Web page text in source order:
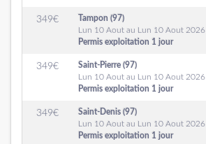
349€
Tampon (97)
Lun 10 Aout au Lun 10 Aout 2026
Permis exploitation 1 jour
349€
Saint-Pierre (97)
Lun 10 Aout au Lun 10 Aout 2026
Permis exploitation 1 jour
349€
Saint-Denis (97)
Lun 10 Aout au Lun 10 Aout 2026
Permis exploitation 1 jour